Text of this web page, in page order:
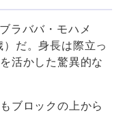
ラババ・モハメ
だ。身長は際立っ
活かした驚異的な
ブロックの上から